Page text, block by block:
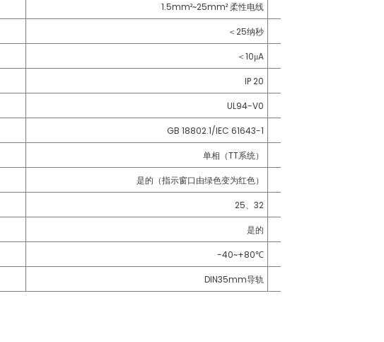
1.5mm²~25mm² 柔性电线
＜25纳秒
＜10μA
IP 20
UL94-V0
GB 18802.1/IEC 61643-1
单相（TT系统）
是的（指示窗口由绿色变为红色）
25、 32
是的
-40~+80℃
DIN35mm导轨